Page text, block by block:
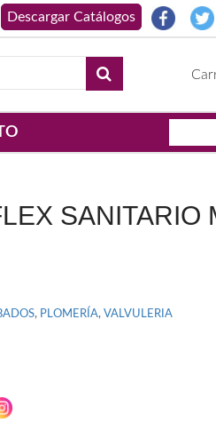
SANITARIO
, PLOMERÍA, VALVULERIA